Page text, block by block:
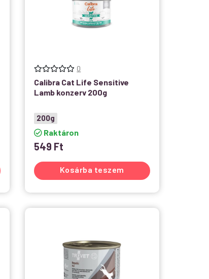
0
Calibra Cat Life Sensitive
Lamb konzerv 200g
200g
Raktáron
549 Ft
Kosárba teszem